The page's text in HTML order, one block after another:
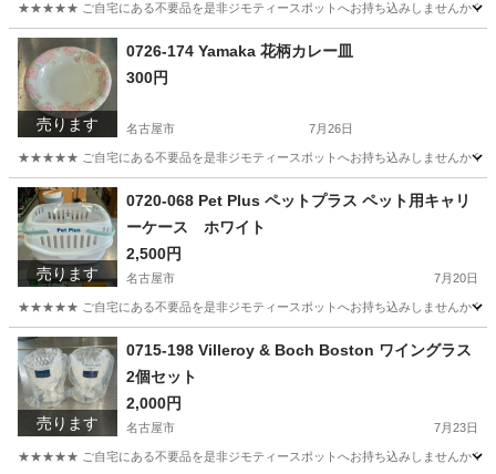
★★★★★ ご自宅にある不要品を是非ジモティースポットへお持ち込みしませんか？
愛知 名古屋市 弁当箱
売ります
0726-174 Yamaka 花柄カレー皿
300円
名古屋市 7月26日
★★★★★ ご自宅にある不要品を是非ジモティースポットへお持ち込みしませんか？
愛知 名古屋市
売ります
0720-068 Pet Plus ペットプラス ペット用キャリ
ーケース ホワイト
2,500円
名古屋市 7月20日
★★★★★ ご自宅にある不要品を是非ジモティースポットへお持ち込みしませんか？
愛知 名古屋市
売ります
0715-198 Villeroy & Boch Boston ワイングラス
2個セット
2,000円
名古屋市 7月23日
★★★★★ ご自宅にある不要品を是非ジモティースポットへお持ち込みしませんか？